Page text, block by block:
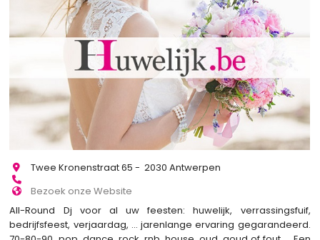
Twee Kronenstraat 65 - 2030 Antwerpen
Bezoek onze Website
All-Round Dj voor al uw feesten: huwelijk, verrassingsfuif,
bedrijfsfeest, verjaardag, ... jarenlange ervaring gegarandeerd.